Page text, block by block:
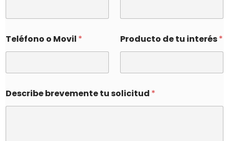
Teléfono o Movil * Producto de tu interés*
Describe brevemente tu solicitud *